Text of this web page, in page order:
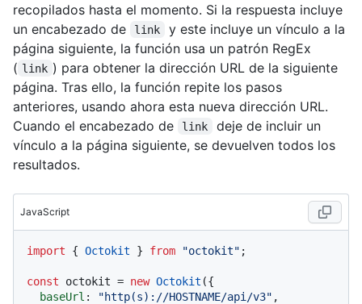
recopilados hasta el momento. Si la respuesta incluye
un encabezado de
link
y este incluye un vínculo a la
página siguiente, la función usa un patrón RegEx
( link ) para obtener la dirección URL de la siguiente
página. Tras ello, la función repite los pasos
anteriores, usando ahora esta nueva dirección URL.
Cuando el encabezado de
link
deje de incluir un
vínculo a la página siguiente, se devuelven todos los
resultados.
JavaScript
import { Octokit } from "octokit" ;
const octokit = new Octokit ({
baseUrl : "http(s)://HOSTNAME/api/v3" ,